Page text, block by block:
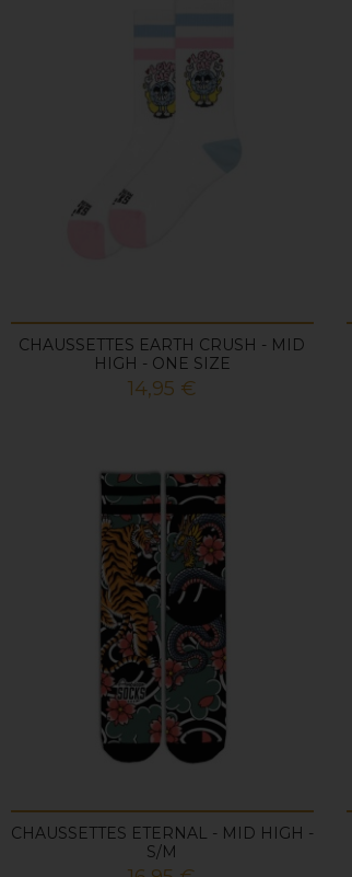
CHAUSSETTES EARTH CRUSH - MID
HIGH - ONE SIZE
Prix
14,95 €
CHAUSSETTES ETERNAL - MID HIGH -
S/M